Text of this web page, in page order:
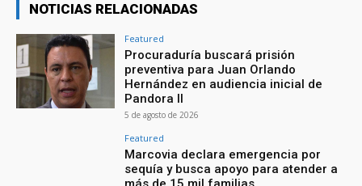
NOTICIAS RELACIONADAS
Featured
Procuraduría buscará prisión
preventiva para Juan Orlando
Hernández en audiencia inicial de
Pandora II
5 de agosto de 2026
Featured
Marcovia declara emergencia por
sequía y busca apoyo para atender a